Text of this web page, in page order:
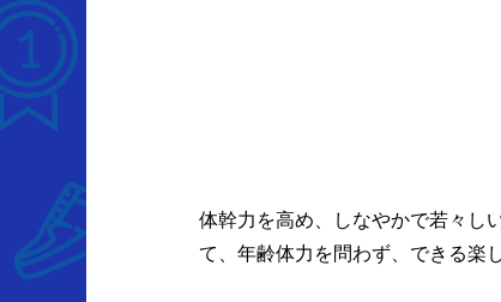
体幹力を高め、しなやかで若々し
て、年齢体力を問わず、できる楽